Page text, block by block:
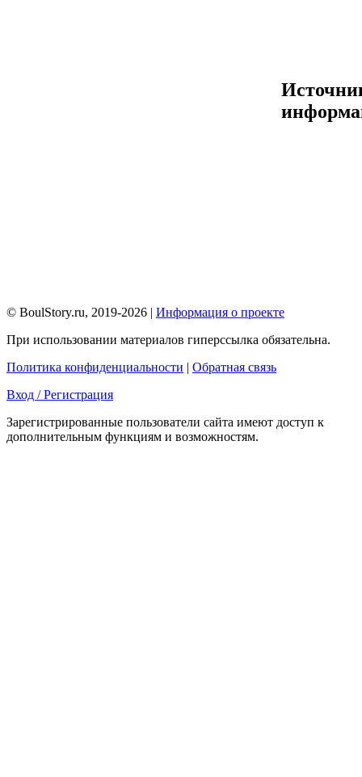
© BoulStory.ru, 2019-2026 | Информация о проекте
При использовании материалов гиперссылка обязательна.
Политика конфиденциальности | Обратная связь
Вход / Регистрация
Зарегистрированные пользователи сайта имеют доступ к
дополнительным функциям и возможностям.